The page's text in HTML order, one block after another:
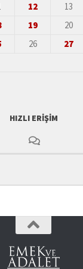
12 13
19 20
26 27
HIZLI ERIŞIM